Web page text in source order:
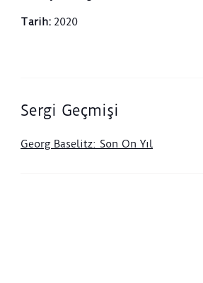
Tarih: 2020
Sergi Geçmişi
Georg Baselitz: Son On Yıl